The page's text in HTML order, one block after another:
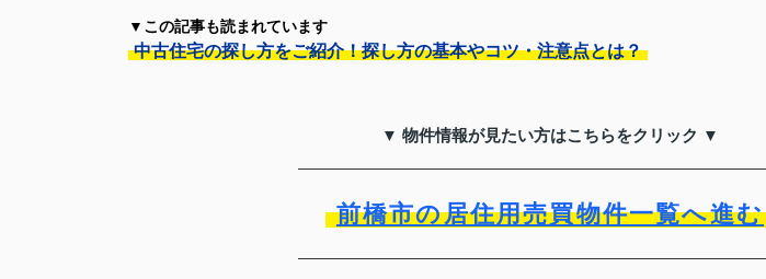
▼この記事も読まれています
中古住宅の探し方をご紹介！探し方の基本やコツ・注意点とは？
▼ 物件情報が見たい方はこちらをクリック ▼
前橋市の居住用売買物件一覧へ進む